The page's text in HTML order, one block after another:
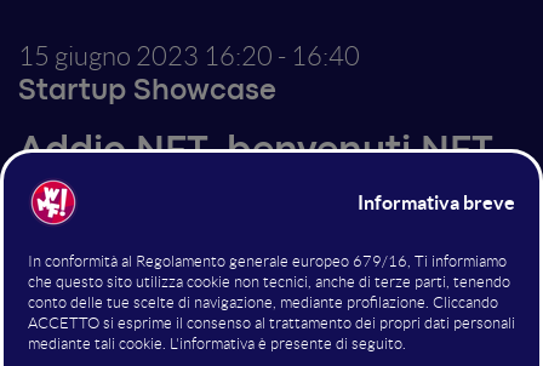
15 giugno 2023 16:20 - 16:40
Startup Showcase
Addio NFT, benvenuti NFT -
come la tokenizzazione
cambia il nostro mondo
Un breve ma intenso viaggio, per scoprire come la
tecnologia NFT si è lasciata alle spalle la fase di hype
passeggera, per entrare in quella della produttività.